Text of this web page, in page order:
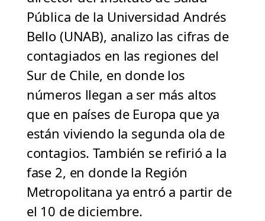
Pública de la Universidad Andrés
Bello (UNAB), analizo las cifras de
contagiados en las regiones del
Sur de Chile, en donde los
números llegan a ser más altos
que en países de Europa que ya
están viviendo la segunda ola de
contagios. También se refirió a la
fase 2, en donde la Región
Metropolitana ya entró a partir de
el 10 de diciembre.